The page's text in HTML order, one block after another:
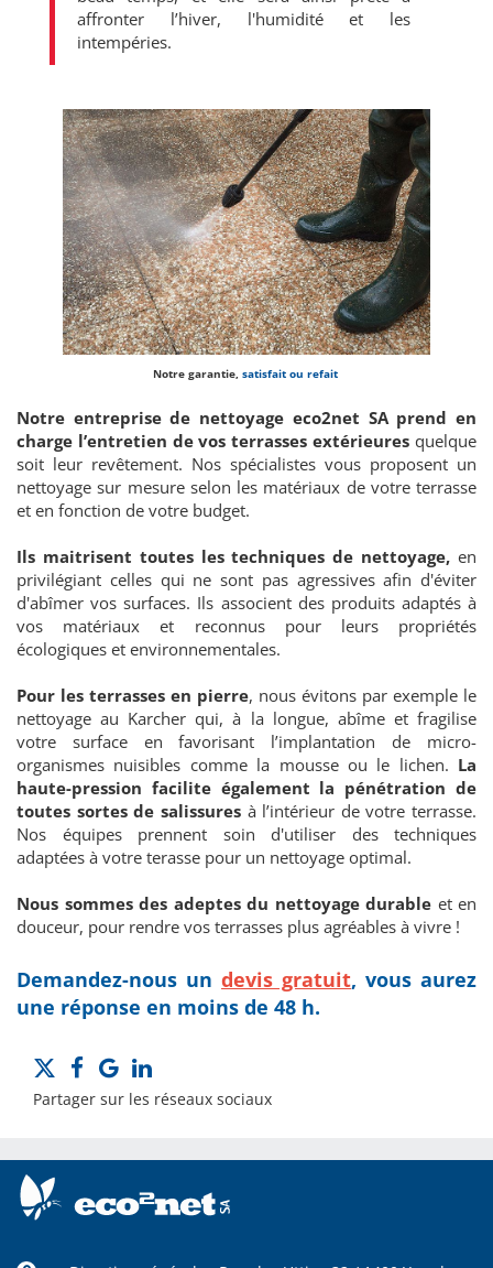
affronter l’hiver, l'humidité et les
intempéries.
Notre garantie, satisfait ou refait
Notre entreprise de nettoyage eco2net SA prend en
charge l’entretien de vos terrasses extérieures quelque
soit leur revêtement. Nos spécialistes vous proposent un
nettoyage sur mesure selon les matériaux de votre terrasse
et en fonction de votre budget.
Ils maitrisent toutes les techniques de nettoyage, en
privilégiant celles qui ne sont pas agressives afin d'éviter
d'abîmer vos surfaces. Ils associent des produits adaptés à
vos matériaux et reconnus pour leurs propriétés
écologiques et environnementales.
Pour les terrasses en pierre, nous évitons par exemple le
nettoyage au Karcher qui, à la longue, abîme et fragilise
votre surface en favorisant l’implantation de micro-
organismes nuisibles comme la mousse ou le lichen. La
haute-pression facilite également la pénétration de
toutes sortes de salissures à l’intérieur de votre terrasse.
Nos équipes prennent soin d'utiliser des techniques
adaptées à votre terasse pour un nettoyage optimal.
Nous sommes des adeptes du nettoyage durable et en
douceur, pour rendre vos terrasses plus agréables à vivre !
Demandez-nous un devis gratuit, vous aurez
une réponse en moins de 48 h.
Partager sur les réseaux sociaux